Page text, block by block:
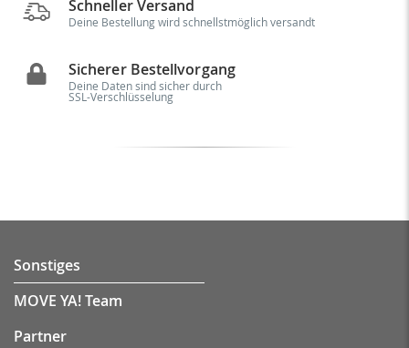
Schneller Versand
Deine Bestellung wird schnellstmöglich versandt
Sicherer Bestellvorgang
Deine Daten sind sicher durch
SSL-Verschlüsselung
Sonstiges
MOVE YA! Team
Partner